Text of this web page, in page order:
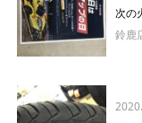
次の
鈴鹿